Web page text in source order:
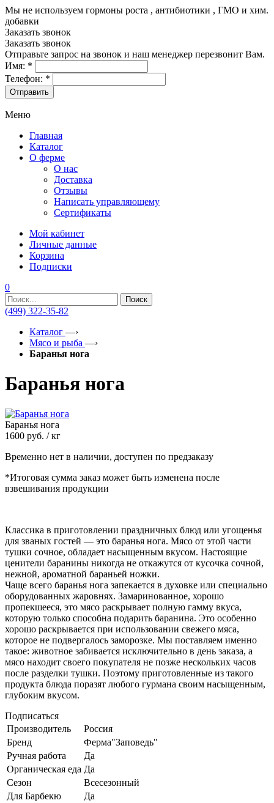
Мы не используем гормоны роста , антибиотики , ГМО и хим.
добавки
Заказать звонок
Заказать звонок
Отправьте запрос на звонок и наш менеджер перезвонит Вам.
Имя: *
Телефон: *
Меню
Главная
Каталог
О ферме
О нас
Доставка
Отзывы
Написать управляющему
Сертификаты
Мой кабинет
Личные данные
Корзина
Подписки
0
Поиск
(499) 322-35-82
Каталог —›
Мясо и рыба —›
Баранья нога
Баранья нога
Баранья нога
1600 руб. / кг
Временно нет в наличии, доступен по предзаказу
*Итоговая сумма заказ может быть изменена после
взвешивания продукции
Классика в приготовлении праздничных блюд или угощенья
для званых гостей — это баранья нога. Мясо от этой части
тушки сочное, обладает насыщенным вкусом. Настоящие
ценители баранины никогда не откажутся от кусочка сочной,
нежной, ароматной бараньей ножки.
Чаще всего баранья нога запекается в духовке или специально
оборудованных жаровнях. Замаринованное, хорошо
пропекшееся, это мясо раскрывает полную гамму вкуса,
которую только способна подарить баранина. Это особенно
хорошо раскрывается при использовании свежего мяса,
которое не подвергалось заморозке. Мы поставляем именно
такое: животное забивается исключительно в день заказа, а
мясо находит своего покупателя не позже нескольких часов
после разделки тушки. Поэтому приготовленные из такого
продукта блюда поразят любого гурмана своим насыщенным,
глубоким вкусом.
Подписаться
Производитель
Россия
Бренд
Ферма"Заповедь"
Ручная работа
Да
Органическая еда Да
Сезон
Всесезонный
Для Барбекю
Да